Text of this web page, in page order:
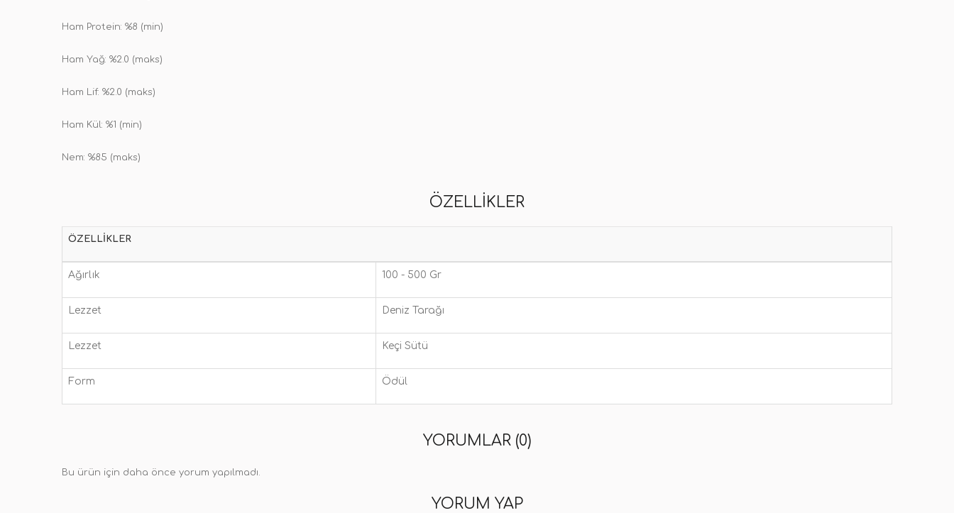
Ham Protein: %8 (min)
Ham Yağ: %2.0 (maks)
Ham Lif: %2.0 (maks)
Ham Kül: %1 (min)
Nem: %85 (maks)
ÖZELLIKLER
ÖZELLIKLER
Ağırlık 100 - 500 Gr
Lezzet Deniz Tarağı
Lezzet Keçi Sütü
Form Ödül
YORUMLAR (0)
Bu ürün için daha önce yorum yapılmadı.
YORUM YAP